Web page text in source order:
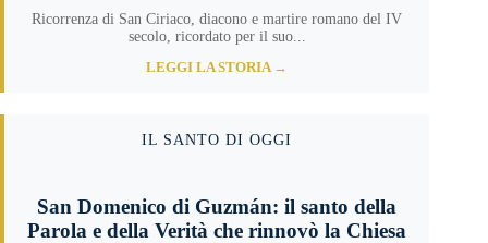
Ricorrenza di San Ciriaco, diacono e martire romano del IV
secolo, ricordato per il suo...
LEGGI LA STORIA →
IL SANTO DI OGGI
San Domenico di Guzmán: il santo della
Parola e della Verità che rinnovò la Chiesa